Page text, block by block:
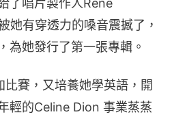
了唱片製作人René
她有穿透力的嗓音震撼了，
為她發行了第一張專輯。
賽，又培養她學英語，開
輕的Celine Dion 事業蒸蒸